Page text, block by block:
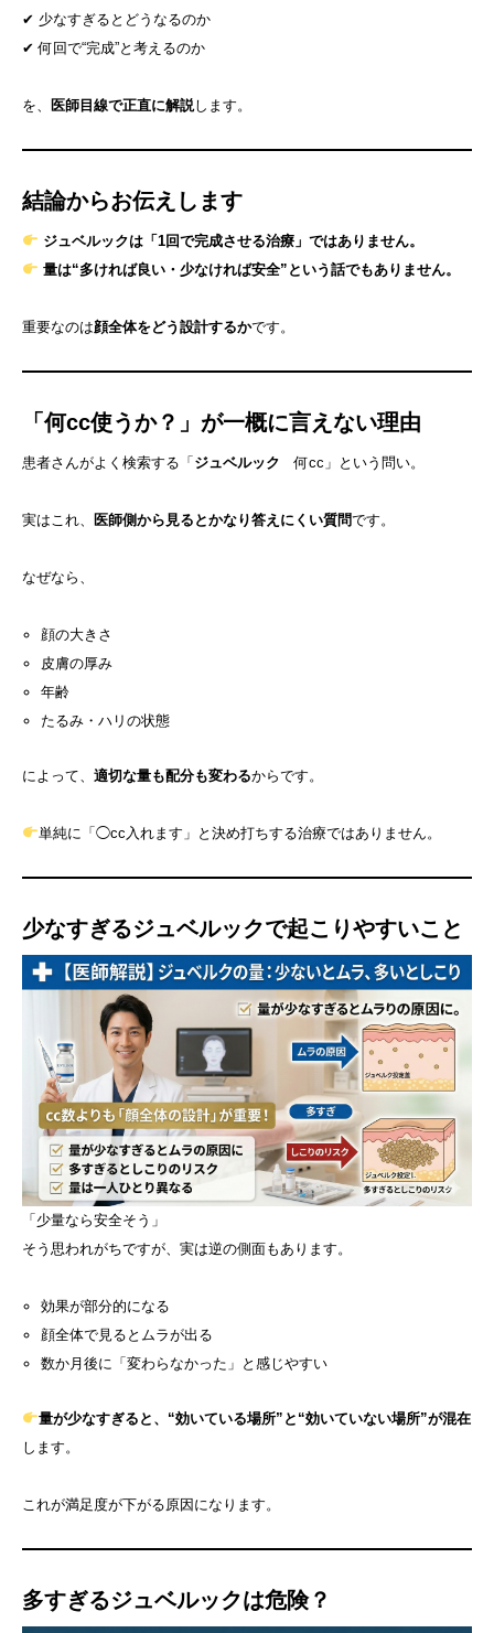
✔ 少なすぎるとどうなるのか
✔ 何回で“完成”と考えるのか
を、 医師目線で正直に解説します。
結論からお伝えします
ジュベルックは「1回で完成させる治療」ではありません。
量は“多ければ良い・少なければ安全”という話でもありません。
重要なのは顔全体をどう設計するかです。
「何cc使うか？」が一概に言えない理由
患者さんがよく検索する「 ジュベルック 何cc」という問い。
実はこれ、 医師側から見るとかなり答えにくい質問です。
なぜなら、
顔の大きさ
皮膚の厚み
年齢
たるみ・ハリの状態
によって、 適切な量も配分も変わるからです。
単純に「◯cc入れます」と決め打ちする治療ではありません。
少なすぎるジュベルックで起こりやすいこと
「少量なら安全そう」
そう思われがちですが、実は逆の側面もあります。
効果が部分的になる
顔全体で見るとムラが出る
数か月後に「変わらなかった」と感じやすい
量が少なすぎると、“効いている場所”と“効いていない場所”が混在
します。
これが満足度が下がる原因になります。
多すぎるジュベルックは危険？